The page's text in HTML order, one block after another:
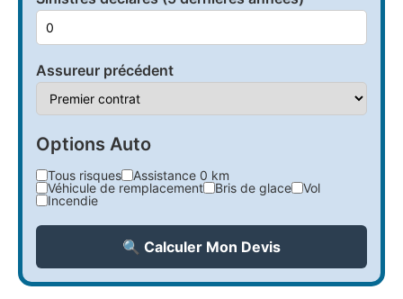
Assureur précédent
Options Auto
Tous risques
Assistance 0 km
Véhicule de remplacement
Bris de glace
Vol
Incendie
🔍 Calculer Mon Devis